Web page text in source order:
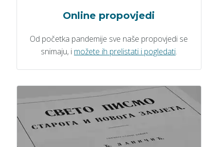
Online propovjedi
Od početka pandemije sve naše propovjedi se
snimaju, i možete ih prelistati i pogledati.